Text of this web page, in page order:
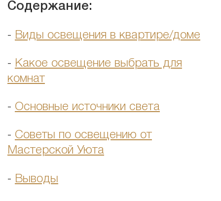
Содержание:
- Виды освещения в квартире/доме
- Какое освещение выбрать для
комнат
- Основные источники света
- Советы по освещению от
Мастерской Уюта
- Выводы